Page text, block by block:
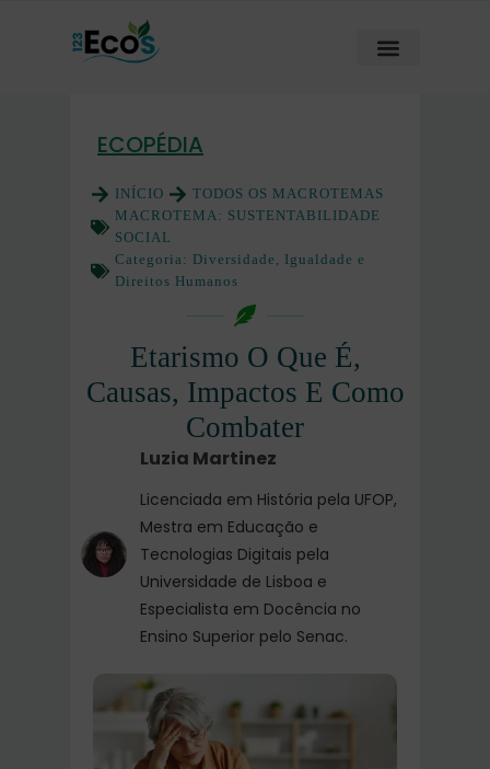
ECOPÉDIA
INÍCIO
TODOS OS MACROTEMAS
MACROTEMA: SUSTENTABILIDADE
SOCIAL
Categoria: Diversidade, Igualdade e
Direitos Humanos
Etarismo O Que É,
Causas, Impactos E Como
Combater
Luzia Martinez
Licenciada em História pela UFOP,
Mestra em Educação e
Tecnologias Digitais pela
Universidade de Lisboa e
Especialista em Docência no
Ensino Superior pelo Senac.